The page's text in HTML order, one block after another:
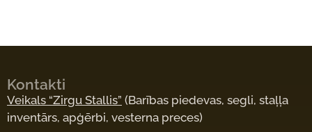
Kontakti
Veikals “Zirgu Stallis” (Barības piedevas, segli, staļļa
inventārs, apģērbi, vesterna preces)